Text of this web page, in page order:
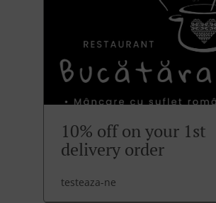
10% off on your 1st
delivery order
testeaza-ne